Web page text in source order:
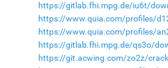
https://gitlab.fhi.mpg.de/iu6t/
https://www.quia.com/profiles/
https://www.quia.com/profiles/
https://gitlab.fhi.mpg.de/qs3o/
https://git.acwing.com/zo2z/